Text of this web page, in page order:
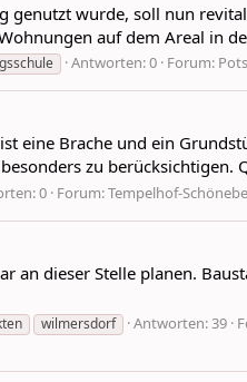
genutzt wurde, soll nun
auf dem Areal in
Antworten: 0 Forum:
eine Brache und ein
zu berücksichtigen.
0 Forum:Tempelhof-
an dieser Stelle planen.
wilmersdorf Antworten: 39